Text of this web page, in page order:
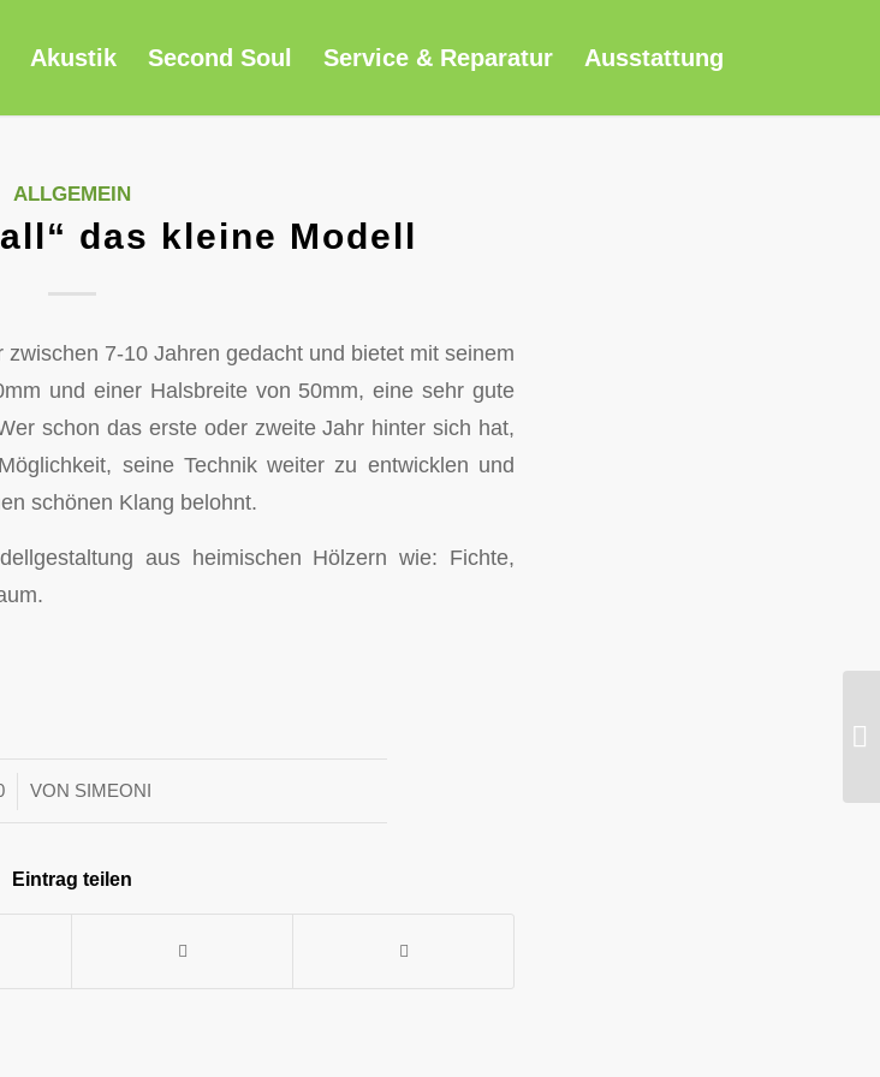
Akustik Second Soul Service & Reparatur Ausstattung
ALLGEMEIN
das kleine Modell
7-10 Jahren gedacht und bietet mit seinem
und einer Halsbreite von 50mm, eine sehr gute
schon das erste oder zweite Jahr hinter sich hat,
seine Technik weiter zu entwicklen und
schönen Klang belohnt.
aus heimischen Hölzern wie: Fichte,
VON SIMEONI
Eintrag teilen